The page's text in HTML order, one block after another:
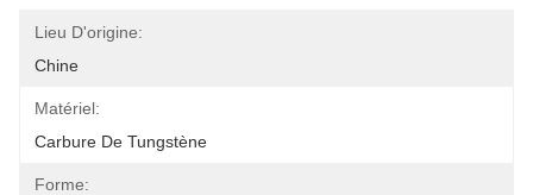
Lieu D'origine:
Chine
Matériel:
Carbure De Tungstène
Forme: